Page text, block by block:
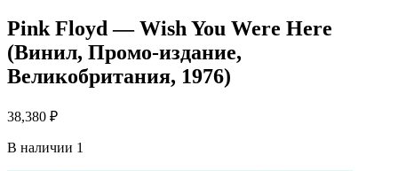
Pink Floyd — Wish You Were Here
(Винил, Промо-издание,
Великобритания, 1976)
38,380 ₽
В наличии 1